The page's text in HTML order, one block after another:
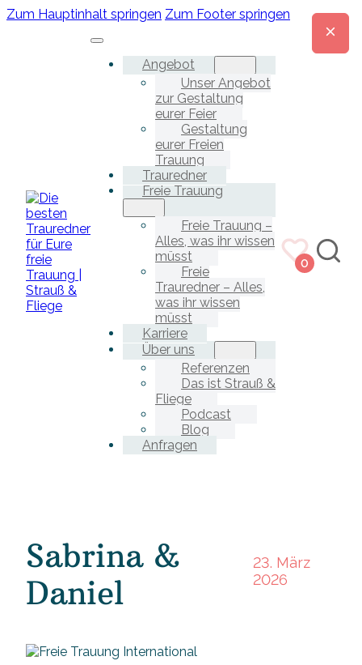
Zum Hauptinhalt springen Zum Footer springen
Angebot
Unser Angebot
zur Gestaltung
eurer Feier
Gestaltung
eurer Freien
Trauung
Trauredner
Freie Trauung
Freie Trauung –
Alles, was ihr wissen
müsst
Freie
Trauredner – Alles,
was ihr wissen
müsst
Karriere
Über uns
Referenzen
Das ist Strauß &
Fliege
Podcast
Blog
Anfragen
0
Sabrina &
Daniel
23. März
2026